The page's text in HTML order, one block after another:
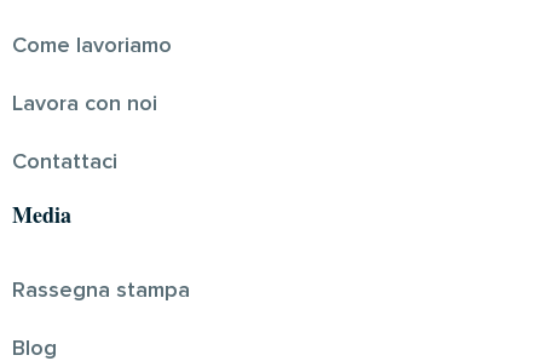
Come lavoriamo
Lavora con noi
Contattaci
Media
Rassegna stampa
Blog